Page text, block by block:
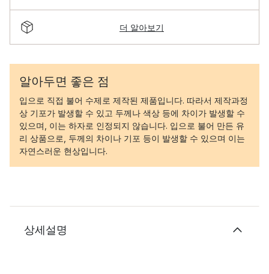
더 알아보기
알아두면 좋은 점
입으로 직접 불어 수제로 제작된 제품입니다. 따라서 제작과정
상 기포가 발생할 수 있고 두께나 색상 등에 차이가 발생할 수
있으며, 이는 하자로 인정되지 않습니다. 입으로 불어 만든 유
리 상품으로, 두께의 차이나 기포 등이 발생할 수 있으며 이는
자연스러운 현상입니다.
상세설명